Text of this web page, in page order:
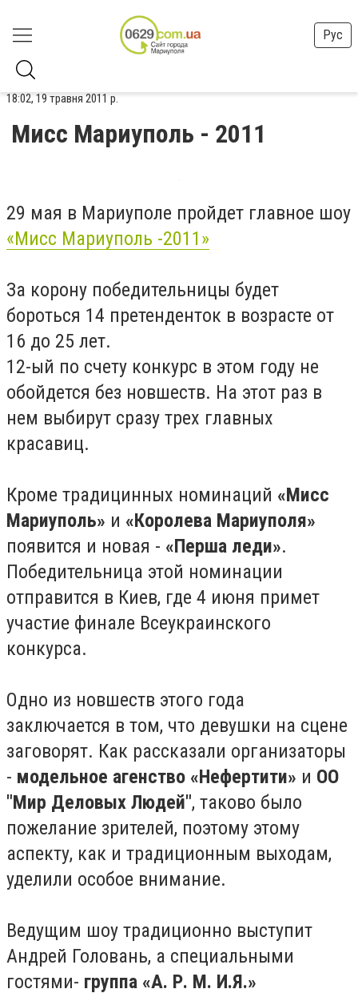
Рус
18:02, 19 травня 2011 р.
Мисс Мариуполь - 2011
29 мая в Мариуполе пройдет главное шоу
«Мисс Мариуполь -2011»
За корону победительницы будет
бороться 14 претенденток в возрасте от
16 до 25 лет.
12-ый по счету конкурс в этом году не
обойдется без новшеств. На этот раз в
нем выбирут сразу трех главных
красавиц.
Кроме традицинных номинаций «Мисс
Мариуполь» и «Королева Мариуполя»
появится и новая - «Перша леди».
Победительница этой номинации
отправится в Киев, где 4 июня примет
участие финале Всеукраинского
конкурса.
Одно из новшеств этого года
заключается в том, что девушки на сцене
заговорят. Как рассказали организаторы
- модельное агенство «Нефертити» и ОО
"Мир Деловых Людей", таково было
пожелание зрителей, поэтому этому
аспекту, как и традиционным выходам,
уделили особое внимание.
Ведущим шоу традиционно выступит
Андрей Головань, а специальными
гостями- группа «А. Р. М. И.Я.»